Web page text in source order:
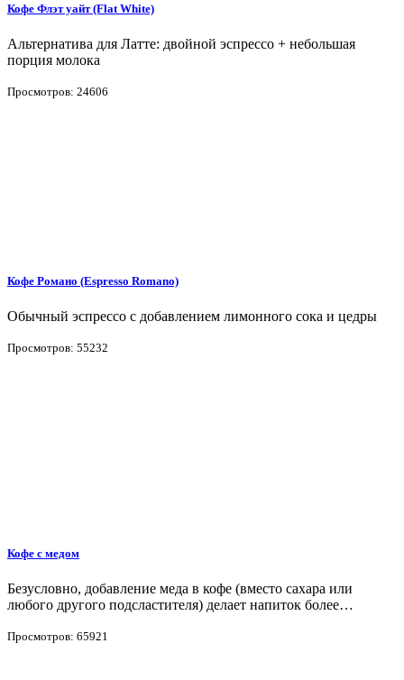
Кофе Флэт уайт (Flat White)
Альтернатива для Латте: двойной эспрессо + небольшая
порция молока
Просмотров: 24606
Кофе Романо (Espresso Romano)
Обычный эспрессо с добавлением лимонного сока и цедры
Просмотров: 55232
Кофе с медом
Безусловно, добавление меда в кофе (вместо сахара или
любого другого подсластителя) делает напиток более…
Просмотров: 65921